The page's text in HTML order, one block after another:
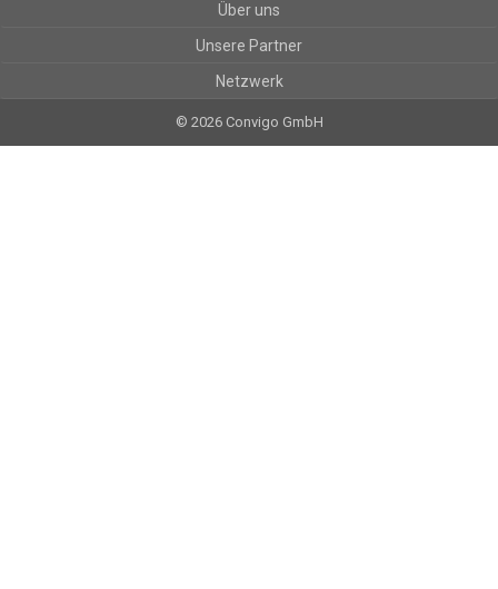
Über uns
Unsere Partner
Netzwerk
© 2026 Convigo GmbH